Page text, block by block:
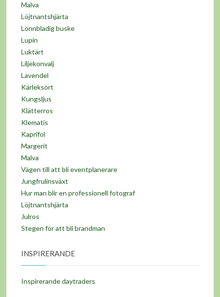
Malva
Löjtnantshjärta
Lönnbladig buske
Lupin
Luktärt
Liljekonvalj
Lavendel
Kärleksört
Kungsljus
Klätterros
Klematis
Kaprifol
Margerit
Malva
Vägen till att bli eventplanerare
Jungfrulinsväxt
Hur man blir en professionell fotograf
Löjtnantshjärta
Julros
Stegen för att bli brandman
INSPIRERANDE
Inspirerande daytraders